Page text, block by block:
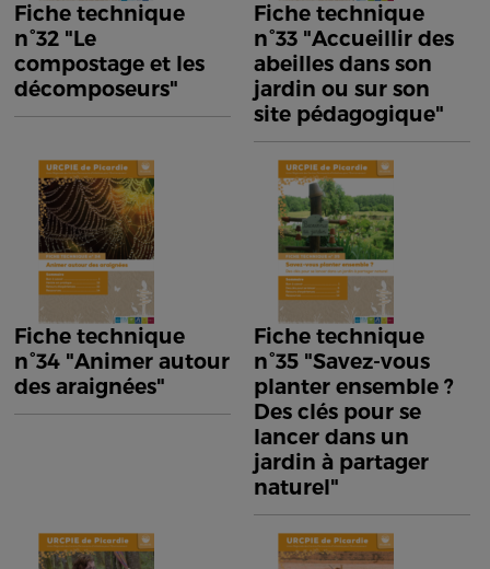
Fiche technique
n°32 "Le
compostage et les
décomposeurs"
Fiche technique
n°33 "Accueillir des
abeilles dans son
jardin ou sur son
site pédagogique"
Fiche technique
n°34 "Animer autour
des araignées"
Fiche technique
n°35 "Savez-vous
planter ensemble ?
Des clés pour se
lancer dans un
jardin à partager
naturel"